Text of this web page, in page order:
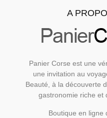
A
Panier Corse est une
une invitation au
Beauté, à la découverte
gastronomie riche et
Boutique en ligne